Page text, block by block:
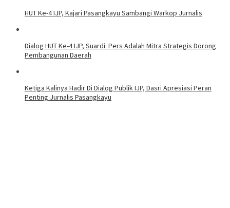
HUT Ke-4 IJP, Kajari Pasangkayu Sambangi Warkop Jurnalis
Dialog HUT Ke-4 IJP, Suardi: Pers Adalah Mitra Strategis Dorong
Pembangunan Daerah
Ketiga Kalinya Hadir Di Dialog Publik IJP, Dasri Apresiasi Peran
Penting Jurnalis Pasangkayu